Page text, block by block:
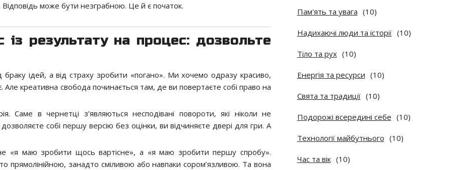
Відповідь може бути незграбною. Це й є початок.
із результату на процес: дозвольте
ідей, а від страху зробити «погано». Ми хочемо одразу красиво,
креативна свобода починається там, де ви повертаєте собі право на
в чернетці з’являються несподівані повороти, які ніколи не
собі першу версію без оцінки, ви відчиняєте двері для гри. А
«я маю зробити щось вартісне», а «я маю зробити першу спробу».
занадто сміливою або навпаки сором’язливою. Та вона
Пам'ять та увага (10)
Надихаючі люди та історії (10)
Тіло та рух (10)
Енергія та ресурси (10)
Свята та традиції (10)
Подорожі всередині себе (10)
Технології майбутнього (10)
Час та вік (10)